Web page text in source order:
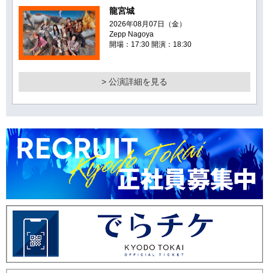
龍宮城
2026年08月07日（金）
Zepp Nagoya
開場：17:30 開演：18:30
> 公演詳細を見る